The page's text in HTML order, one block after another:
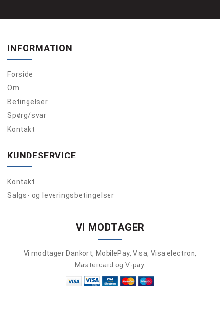
INFORMATION
Forside
Om
Betingelser
Spørg/svar
Kontakt
KUNDESERVICE
Kontakt
Salgs- og leveringsbetingelser
VI MODTAGER
Vi modtager Dankort, MobilePay, Visa, Visa electron,
Mastercard og V-pay.